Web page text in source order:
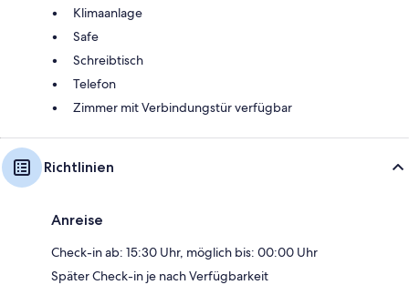
Klimaanlage
Safe
Schreibtisch
Telefon
Zimmer mit Verbindungstür verfügbar
Richtlinien
Anreise
Check-in ab: 15:30 Uhr, möglich bis: 00:00 Uhr
Später Check-in je nach Verfügbarkeit